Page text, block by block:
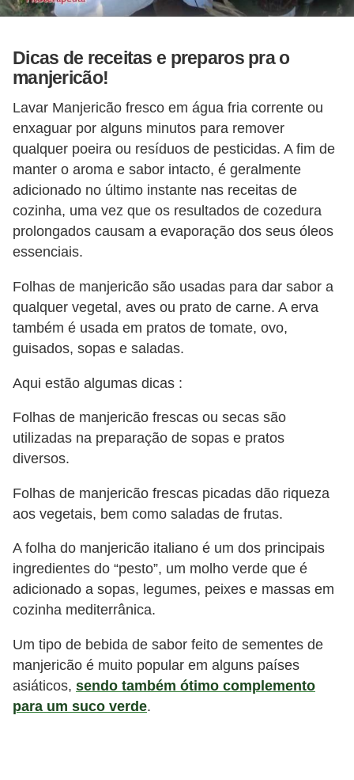
Dicas de receitas e preparos pra o
manjericão!
Lavar Manjericão fresco em água fria corrente ou
enxaguar por alguns minutos para remover
qualquer poeira ou resíduos de pesticidas. A fim de
manter o aroma e sabor intacto, é geralmente
adicionado no último instante nas receitas de
cozinha, uma vez que os resultados de cozedura
prolongados causam a evaporação dos seus óleos
essenciais.
Folhas de manjericão são usadas ​​para dar sabor a
qualquer vegetal, aves ou prato de carne. A erva
também é usada em pratos de tomate, ovo,
guisados​​, sopas e saladas.
Aqui estão algumas dicas :
Folhas de manjericão frescas ou secas são
utilizadas na preparação de sopas e pratos
diversos.
Folhas de manjericão frescas picadas dão riqueza
aos vegetais, bem como saladas de frutas.
A folha do manjericão italiano é um dos principais
ingredientes do “pesto”, um molho verde que é
adicionado a sopas, legumes, peixes e massas em
cozinha mediterrânica.
Um tipo de bebida de sabor feito de sementes de
manjericão é muito popular em alguns países
asiáticos, sendo também ótimo complemento
para um suco verde.